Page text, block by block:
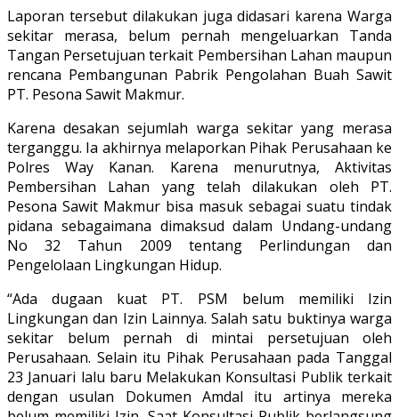
Laporan tersebut dilakukan juga didasari karena Warga
sekitar merasa, belum pernah mengeluarkan Tanda
Tangan Persetujuan terkait Pembersihan Lahan maupun
rencana Pembangunan Pabrik Pengolahan Buah Sawit
PT. Pesona Sawit Makmur.
Karena desakan sejumlah warga sekitar yang merasa
terganggu. Ia akhirnya melaporkan Pihak Perusahaan ke
Polres Way Kanan. Karena menurutnya, Aktivitas
Pembersihan Lahan yang telah dilakukan oleh PT.
Pesona Sawit Makmur bisa masuk sebagai suatu tindak
pidana sebagaimana dimaksud dalam Undang-undang
No 32 Tahun 2009 tentang Perlindungan dan
Pengelolaan Lingkungan Hidup.
“Ada dugaan kuat PT. PSM belum memiliki Izin
Lingkungan dan Izin Lainnya. Salah satu buktinya warga
sekitar belum pernah di mintai persetujuan oleh
Perusahaan. Selain itu Pihak Perusahaan pada Tanggal
23 Januari lalu baru Melakukan Konsultasi Publik terkait
dengan usulan Dokumen Amdal itu artinya mereka